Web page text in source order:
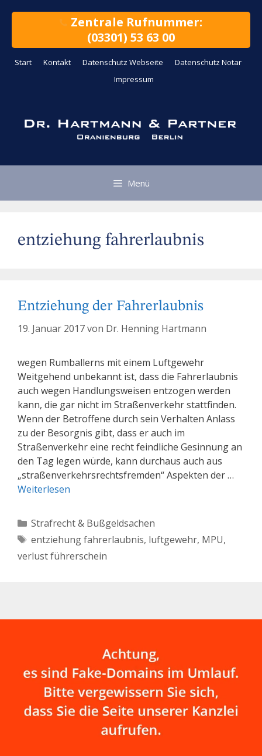
Zentrale Rufnummer:
(03301) 53 63 00
Start Kontakt Datenschutz Webseite
Datenschutz Notar
Impressum
Menü
entziehung fahrerlaubnis
Entziehung der Fahrerlaubnis
19. Januar 2017von Dr. Henning Hartmann
wegen Rumballerns mit einem Luftgewehr
Weitgehend unbekannt ist, dass die Fahrerlaubnis
auch wegen Handlungsweisen entzogen werden
kann, die gar nicht im Straßenverkehr stattfinden.
Wenn der Betroffene durch sein Verhalten Anlass
zu der Besorgnis gibt, dass er auch im
Straßenverkehr eine recht feindliche Gesinnung an
den Tag legen würde, kann durchaus auch aus
„straßenverkehrsrechtsfremden“ Aspekten der …
Weiterlesen
Kategorien
Strafrecht & Bußgeldsachen
Schlagwörter
entziehung fahrerlaubnis, luftgewehr, MPU,
verlust führerschein